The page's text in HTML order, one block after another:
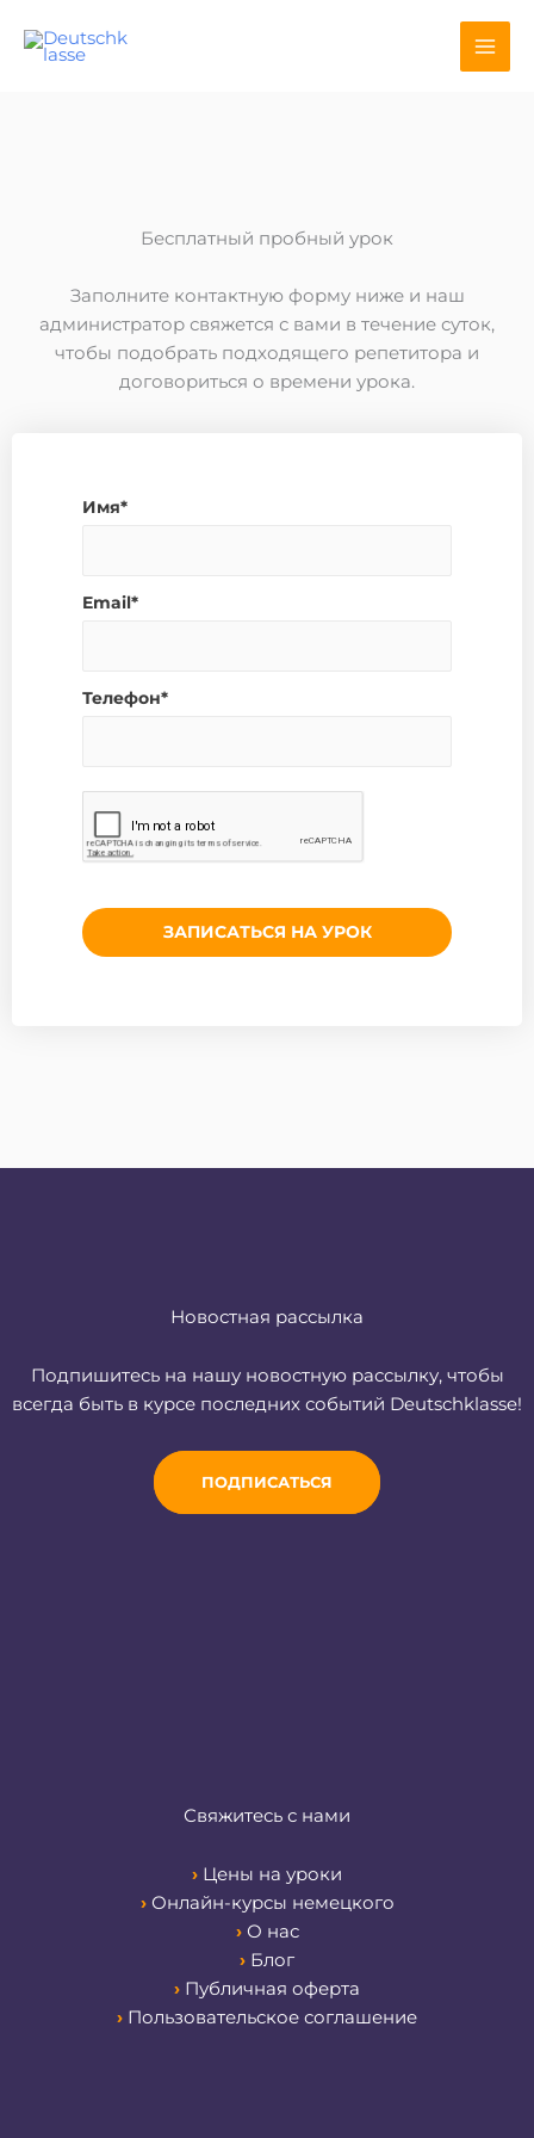
Бесплатный пробный урок
Заполните контактную форму ниже и наш
администратор свяжется с вами в течение суток,
чтобы подобрать подходящего репетитора и
договориться о времени урока.
Имя*
Email*
Телефон*
ЗАПИСАТЬСЯ НА УРОК
Новостная рассылка
Подпишитесь на нашу новостную рассылку, чтобы
всегда быть в курсе последних событий Deutschklasse!
ПОДПИСАТЬСЯ
Свяжитесь с нами
› Цены на уроки
› Онлайн-курсы немецкого
› О нас
› Блог
› Публичная оферта
› Пользовательское соглашение